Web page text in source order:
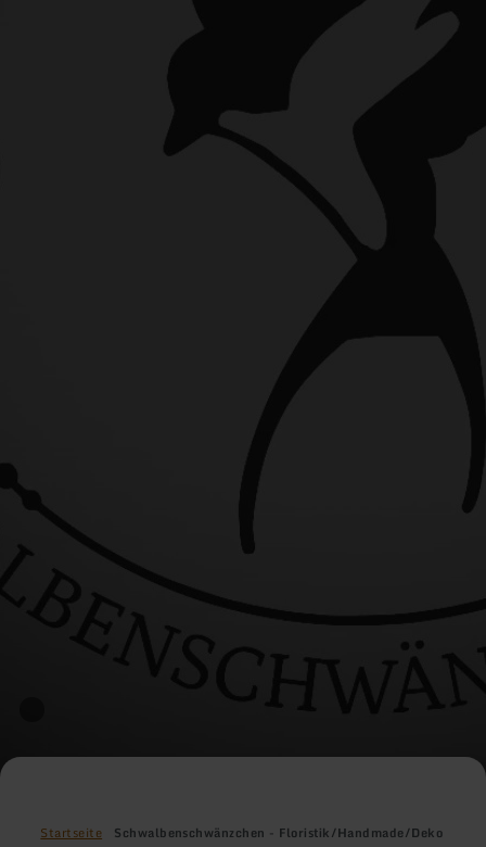
Startseite Schwalbenschwänzchen - Floristik/Handmade/Deko